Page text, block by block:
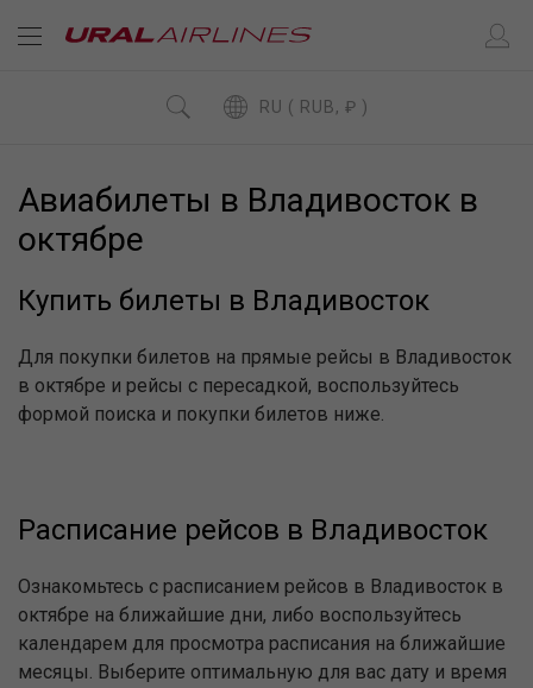
RU ( RUB, ₽ )
Авиабилеты в Владивосток в
октябре
Купить билеты в Владивосток
Для покупки билетов на прямые рейсы в Владивосток
в октябре и рейсы с пересадкой, воспользуйтесь
формой поиска и покупки билетов ниже.
Расписание рейсов в Владивосток
Ознакомьтесь с расписанием рейсов в Владивосток в
октябре на ближайшие дни, либо воспользуйтесь
календарем для просмотра расписания на ближайшие
месяцы. Выберите оптимальную для вас дату и время